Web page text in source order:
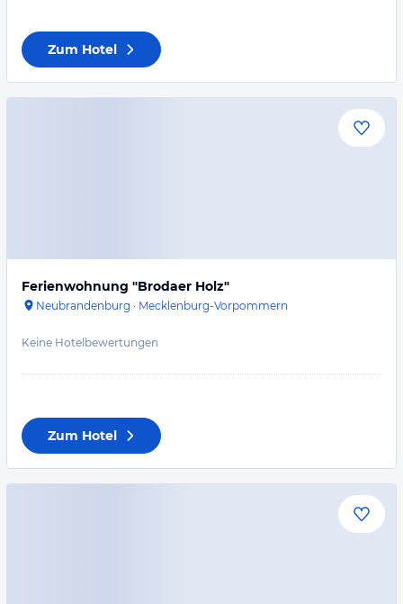
Zum Hotel
Ferienwohnung "Brodaer Holz"
Neubrandenburg · Mecklenburg-Vorpommern
Keine Hotelbewertungen
Zum Hotel